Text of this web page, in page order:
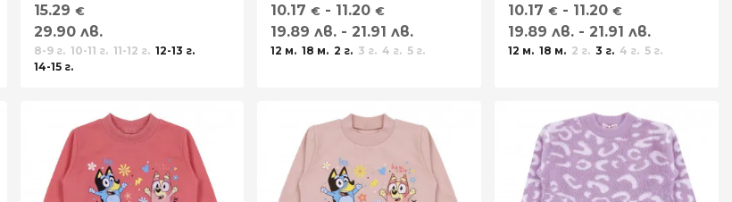
15.29 €
29.90 лв.
8-9 г. 10-11 г. 11-12 г. 12-13 г.
14-15 г.
10.17€ - 11.20€
19.89 лв. - 21.91 лв.
12 м. 18 м. 2 г. 3 г. 4 г. 5 г.
10.17€ - 11.20€
19.89 лв. - 21.91 лв.
12 м. 18 м. 2 г. 3 г. 4 г. 5 г.